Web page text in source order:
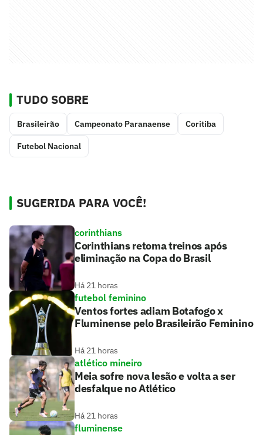
TUDO SOBRE
Brasileirão Campeonato Paranaense Coritiba
Futebol Nacional
SUGERIDA PARA VOCÊ!
corinthians
Corinthians retoma treinos após
eliminação na Copa do Brasil
Há 21 horas
futebol feminino
Ventos fortes adiam Botafogo x
Fluminense pelo Brasileirão Feminino
Há 21 horas
atlético mineiro
Meia sofre nova lesão e volta a ser
desfalque no Atlético
Há 21 horas
fluminense